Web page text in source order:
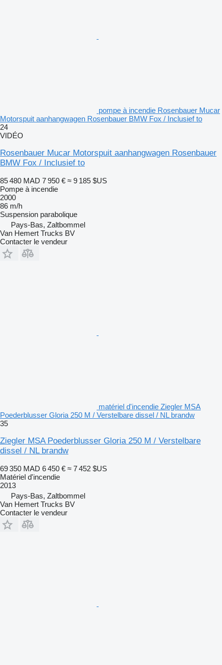
pompe à incendie Rosenbauer Mucar
Motorspuit aanhangwagen Rosenbauer BMW Fox / Inclusief to
24
VIDÉO
Rosenbauer Mucar Motorspuit aanhangwagen Rosenbauer
BMW Fox / Inclusief to
85 480 MAD 7 950 € ≈ 9 185 $US
Pompe à incendie
2000
86 m/h
Suspension parabolique
Pays-Bas, Zaltbommel
Van Hemert Trucks BV
Contacter le vendeur
matériel d'incendie Ziegler MSA
Poederblusser Gloria 250 M / Verstelbare dissel / NL brandw
35
Ziegler MSA Poederblusser Gloria 250 M / Verstelbare
dissel / NL brandw
69 350 MAD 6 450 € ≈ 7 452 $US
Matériel d'incendie
2013
Pays-Bas, Zaltbommel
Van Hemert Trucks BV
Contacter le vendeur